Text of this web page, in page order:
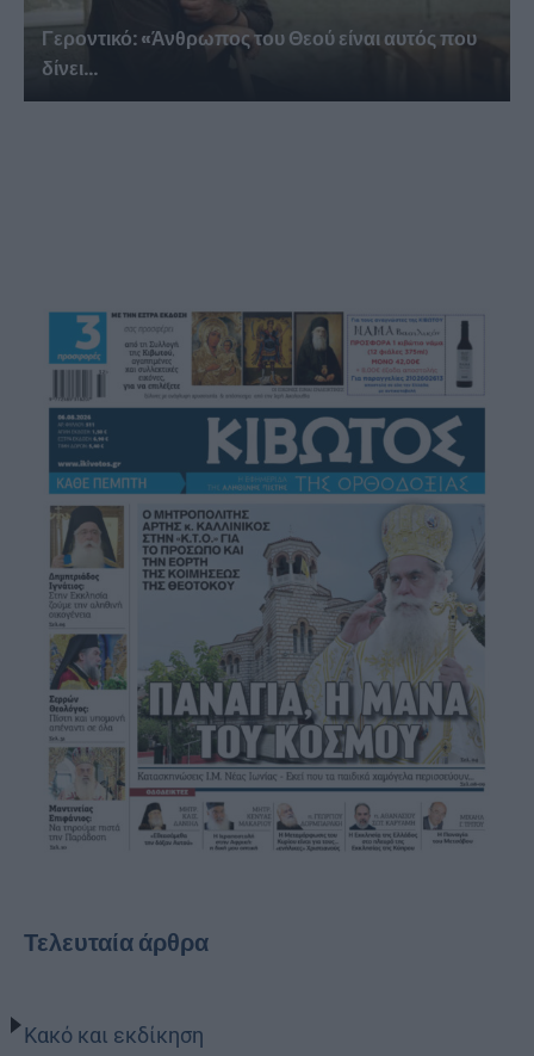
Γεροντικό: «Άνθρωπος του Θεού είναι αυτός που
δίνει...
Τελευταία άρθρα
Κακό και εκδίκηση